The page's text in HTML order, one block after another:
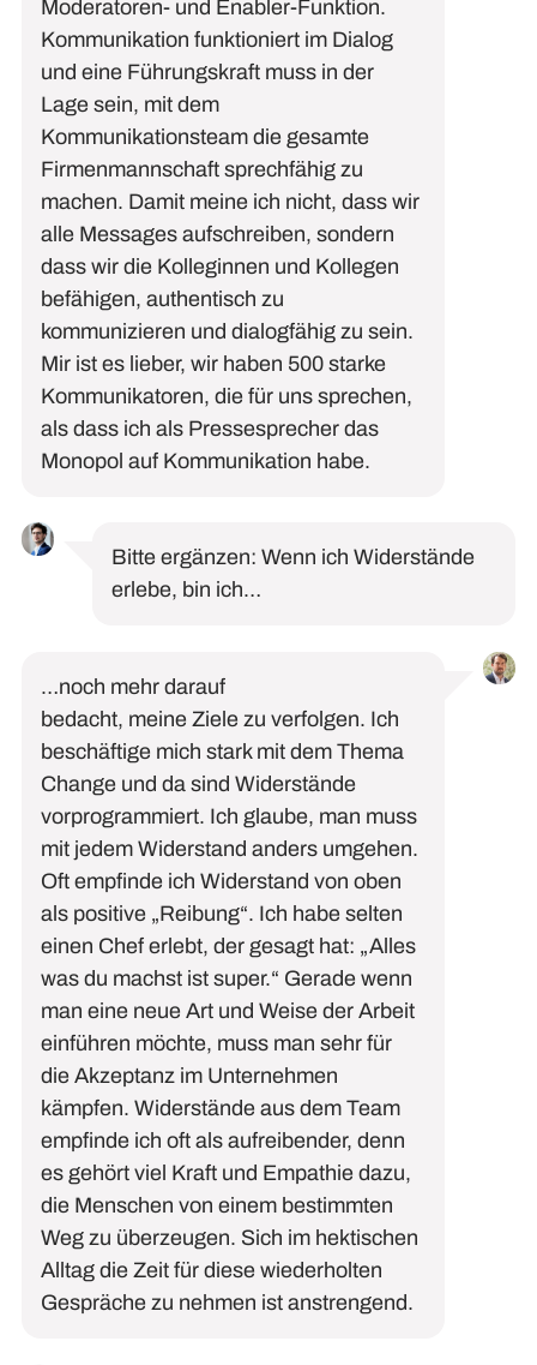
Moderatoren- und Enabler-Funktion.
Kommunikation funktioniert im Dialog
und eine Führungskraft muss in der
Lage sein, mit dem
Kommunikationsteam die gesamte
Firmenmannschaft sprechfähig zu
machen. Damit meine ich nicht, dass wir
alle Messages aufschreiben, sondern
dass wir die Kolleginnen und Kollegen
befähigen, authentisch zu
kommunizieren und dialogfähig zu sein.
Mir ist es lieber, wir haben 500 starke
Kommunikatoren, die für uns sprechen,
als dass ich als Pressesprecher das
Monopol auf Kommunikation habe.
Bitte ergänzen: Wenn ich Widerstände
erlebe, bin ich…
…noch mehr darauf
bedacht, meine Ziele zu verfolgen. Ich
beschäftige mich stark mit dem Thema
Change und da sind Widerstände
vorprogrammiert. Ich glaube, man muss
mit jedem Widerstand anders umgehen.
Oft empfinde ich Widerstand von oben
als positive „Reibung“. Ich habe selten
einen Chef erlebt, der gesagt hat: „Alles
was du machst ist super.“ Gerade wenn
man eine neue Art und Weise der Arbeit
einführen möchte, muss man sehr für
die Akzeptanz im Unternehmen
kämpfen. Widerstände aus dem Team
empfinde ich oft als aufreibender, denn
es gehört viel Kraft und Empathie dazu,
die Menschen von einem bestimmten
Weg zu überzeugen. Sich im hektischen
Alltag die Zeit für diese wiederholten
Gespräche zu nehmen ist anstrengend.